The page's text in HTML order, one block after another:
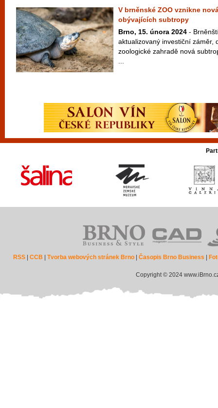
V brněnské ZOO vznikne
obývajících subtropy
Brno, 15. února 2024 -
aktualizovaný investiční záměr,
zoologické zahradě nová
RSS |CCB |Tvorba webových stránek Brno |Časopis Brno Business
Copyright © 2024